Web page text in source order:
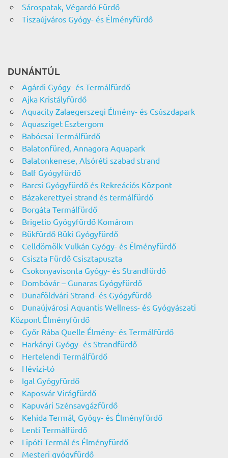
Sárospatak, Végardó Fürdő
Tiszaújváros Gyógy- és Élményfürdő
DUNÁNTÚL
Agárdi Gyógy- és Termálfürdő
Ajka Kristályfürdő
Aquacity Zalaegerszegi Élmény- és Csúszdapark
Aquasziget Esztergom
Babócsai Termálfürdő
Balatonfüred, Annagora Aquapark
Balatonkenese, Alsóréti szabad strand
Balf Gyógyfürdő
Barcsi Gyógyfürdő és Rekreációs Központ
Bázakerettyei strand és termálfürdő
Borgáta Termálfürdő
Brigetio Gyógyfürdő Komárom
Bükfürdő Büki Gyógyfürdő
Celldömölk Vulkán Gyógy- és Élményfürdő
Csiszta Fürdő Csisztapuszta
Csokonyavisonta Gyógy- és Strandfürdő
Dombóvár – Gunaras Gyógyfürdő
Dunaföldvári Strand- és Gyógyfürdő
Dunaújvárosi Aquantis Wellness- és Gyógyászati
Központ Élményfürdő
Győr Rába Quelle Élmény- és Termálfürdő
Harkányi Gyógy- és Strandfürdő
Hertelendi Termálfürdő
Hévízi-tó
Igal Gyógyfürdő
Kaposvár Virágfürdő
Kapuvári Szénsavgázfürdő
Kehida Termál, Gyógy- és Élményfürdő
Lenti Termálfürdő
Lipóti Termál és Élményfürdő
Mesteri gyógyfürdő